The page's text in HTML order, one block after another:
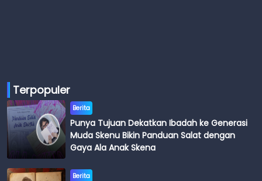
Terpopuler
Berita
Punya Tujuan Dekatkan Ibadah ke Generasi
Muda Skenu Bikin Panduan Salat dengan
Gaya Ala Anak Skena
Berita